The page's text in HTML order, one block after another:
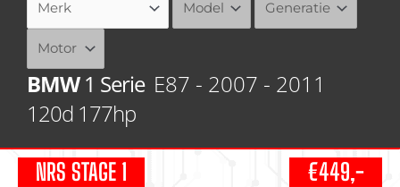
BMW1 Serie E87 - 2007 - 2011
120d 177hp
NRS STAGE 1 €449,-